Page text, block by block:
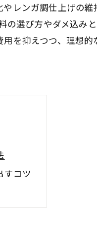
レンガ調仕上げの維
の選び方やダメ込み
を抑えつつ、理想
すコツ